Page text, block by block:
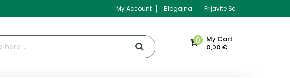
My Account Blagajna Prijavite Se
My Cart
0
0,00 €